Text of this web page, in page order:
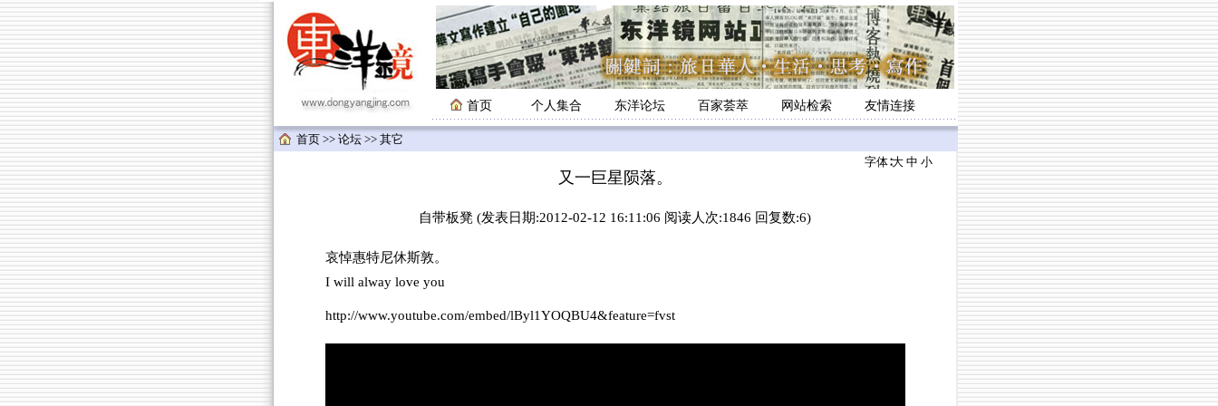
首页 个人集合 东洋论坛 百家荟萃 网站检索 友情连接
首页 >> 论坛 >> 其它
字体∶大 中 小
又一巨星陨落。
自带板凳 (发表日期:2012-02-12 16:11:06 阅读人次:1846 回复数:6)
哀悼惠特尼休斯敦。
I will alway love you
http://www.youtube.com/embed/lByl1YOQBU4&feature=fvst